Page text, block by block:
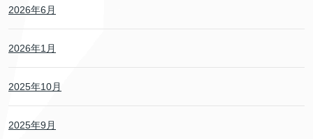
2026年6月
2026年1月
2025年10月
2025年9月